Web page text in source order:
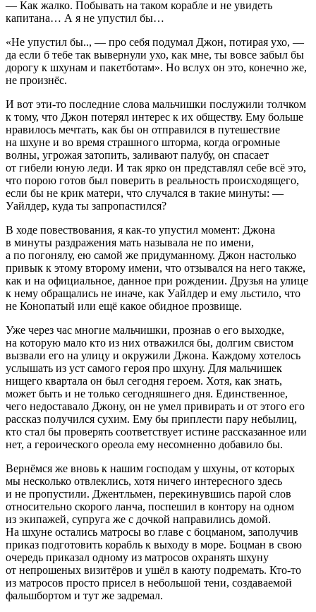
— Как жалко. Побывать на таком корабле и не увидеть
капитана… А я не упустил бы…
«Не упустил бы.., — про себя подумал Джон, потирая ухо, —
да если б тебе так вывернули ухо, как мне, ты вовсе забыл бы
дорогу к шхунам и пакетботам». Но вслух он это, конечно же,
не произнёс.
И вот эти-то последние слова мальчишки послужили толчком
к тому, что Джон потерял интерес к их обществу. Ему больше
нравилось мечтать, как бы он отправился в путешествие
на шхуне и во время страшного шторма, когда огромные
волны, угрожая затопить, заливают палубу, он спасает
от гибели юную леди. И так ярко он представлял себе всё это,
что порою готов был поверить в реальность происходящего,
если бы не крик матери, что случался в такие минуты: —
Уайлдер, куда ты запропастился?
В ходе повествования, я как-то упустил момент: Джона
в минуты раздражения мать называла не по имени,
а по погонялу, ею самой же придуманному. Джон настолько
привык к этому второму имени, что отзывался на него также,
как и на официальное, данное при рождении. Друзья на улице
к нему обращались не иначе, как Уайлдер и ему льстило, что
не Конопатый или ещё какое обидное прозвище.
Уже через час многие мальчишки, прознав о его выходке,
на которую мало кто из них отважился бы, долгим свистом
вызвали его на улицу и окружили Джона. Каждому хотелось
услышать из уст самого героя про шхуну. Для мальчишек
нищего квартала он был сегодня героем. Хотя, как знать,
может быть и не только сегодняшнего дня. Единственное,
чего недоставало Джону, он не умел привирать и от этого его
рассказ получился сухим. Ему бы приплести пару небылиц,
кто стал бы проверять соответствует истине рассказанное или
нет, а героического ореола ему несомненно добавило бы.
Вернёмся же вновь к нашим господам у шхуны, от которых
мы несколько отвлеклись, хотя ничего интересного здесь
и не пропустили. Джентльмен, перекинувшись парой слов
относительно скорого ланча, поспешил в контору на одном
из экипажей, супруга же с дочкой направились домой.
На шхуне остались матросы во главе с боцманом, заполучив
приказ подготовить корабль к выходу в море. Боцман в свою
очередь приказал одному из матросов охранять шхуну
от непрошеных визитёров и ушёл в каюту подремать. Кто-то
из матросов просто присел в небольшой тени, создаваемой
фальшбортом и тут же задремал.